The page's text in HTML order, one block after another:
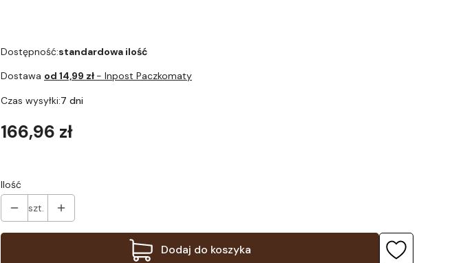
Dostępność:standardowa ilość
Dostawa od 14,99 zł - Inpost Paczkomaty
Czas wysyłki:7 dni
Cena
166,96 zł
Ilość
szt.
Dodaj do koszyka